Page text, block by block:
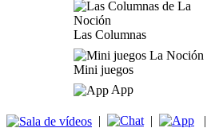
Las Columnas
Mini juegos
App
| | |